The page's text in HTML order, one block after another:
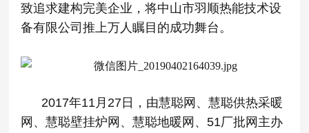
致追求建构完美企业，将中山市羽顺热能技术设
备有限公司推上万人瞩目的成功舞台。
2017年11月27日，由慧聪网、慧聪供热采暖
网、慧聪壁挂炉网、慧聪地暖网、51厂批网主办